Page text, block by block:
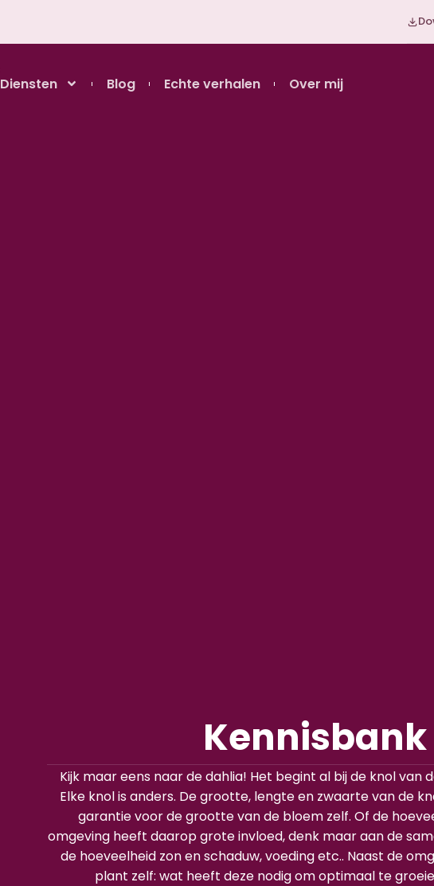
Diensten Blog Echte verhalen Over mij
Kennisbank
Kijk maar eens naar de dahlia! Het begint al bij de knol van
Elke knol is anders. De grootte, lengte en zwaarte van de
garantie voor de grootte van de bloem zelf. Of de
omgeving heeft daarop grote invloed, denk maar aan de
de hoeveelheid zon en schaduw, voeding etc.. Naast de
plant zelf: wat heeft deze nodig om optimaal te